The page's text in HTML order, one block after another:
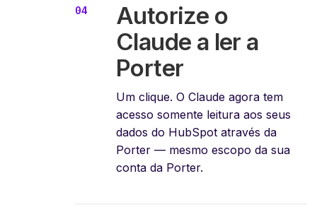
Autorize o
Claude a ler a
Porter
Um clique. O Claude agora tem
acesso somente leitura aos seus
dados do HubSpot através da
Porter — mesmo escopo da sua
conta da Porter.